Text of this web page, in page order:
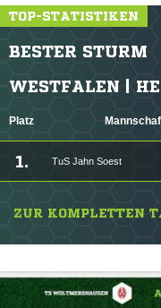
TOP-STATISTIKEN
BESTER STURM
WESTFALEN |
Platz
1. TuS Jahn Soest
ZUR KOMPLETTEN